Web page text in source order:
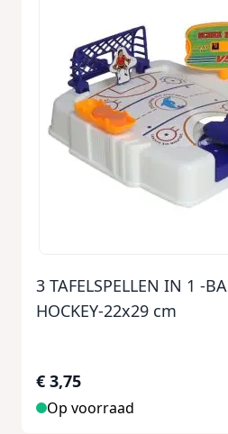
3 TAFELSPELLEN IN 1 -
HOCKEY-22x29 cm
€ 3,75
Op voorraad